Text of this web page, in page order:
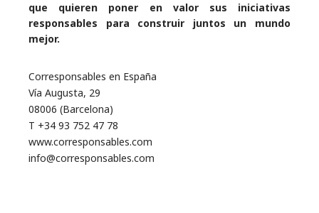
que quieren poner en valor sus iniciativas
responsables para construir juntos un mundo
mejor.
Corresponsables en España
Vía Augusta, 29
08006 (Barcelona)
T +34 93 752 47 78
www.corresponsables.com
info@corresponsables.com